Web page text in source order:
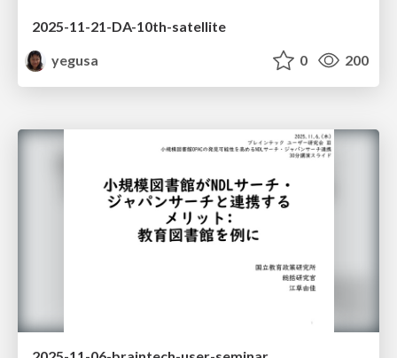
2025-11-21-DA-10th-satellite
yegusa
0 200